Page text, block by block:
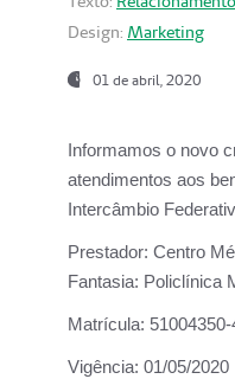
Design: Marketing
01 de abril, 2020
Informamos o novo
atendimentos aos
Intercâmbio
Prestador: Centro
Fantasia: Policlínica
Matrícula: 51004350-
Vigência: 01/05/2020